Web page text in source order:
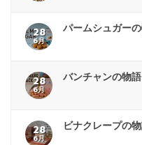
28
6月
パームシュガー
28
6月
バンチャンの物
28
6月
ビナクレープの